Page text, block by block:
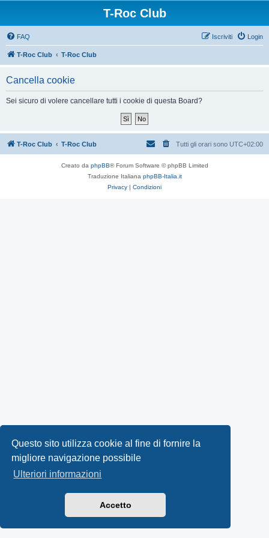
Questo sito utilizza cookie al fine di fornire la
migliore navigazione possibile
Ulteriori informazioni
Accetto
T-Roc Club
FAQ Login
Iscriviti
T-Roc Club T-Roc Club
Cancella cookie
Sei sicuro di volere cancellare tutti i cookie di questa Board?
T-Roc Club T-Roc Club Tutti gli orari sono UTC+02:00
Creato da phpBB® Forum Software © phpBB Limited
Traduzione Italiana phpBB-Italia.it
Privacy | Condizioni